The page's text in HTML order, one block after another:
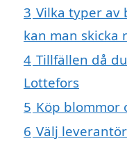
3 Vilka typer av
kan man skicka
4 Tillfällen då
Lottefors
5 Köp blommor
6 Välj